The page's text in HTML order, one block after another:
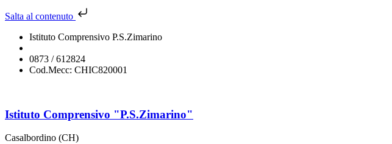
Salta al contenuto
Istituto Comprensivo P.S.Zimarino
0873 / 612824
Cod.Mecc: CHIC820001
Istituto Comprensivo "P.S.Zimarino"
Casalbordino (CH)